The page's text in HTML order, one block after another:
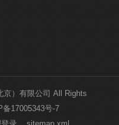
京）有限公司 All Rights
备17005343号-7